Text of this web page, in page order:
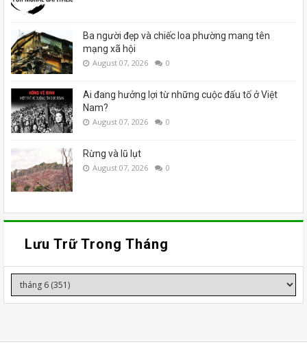
Ba người đẹp và chiếc loa phường mang tên
mạng xã hội
August 07, 2026 0
Ai đang hưởng lợi từ những cuộc đấu tố ở Việt
Nam?
August 07, 2026 0
Rừng và lũ lụt
August 07, 2026 0
Lưu Trữ Trong Tháng